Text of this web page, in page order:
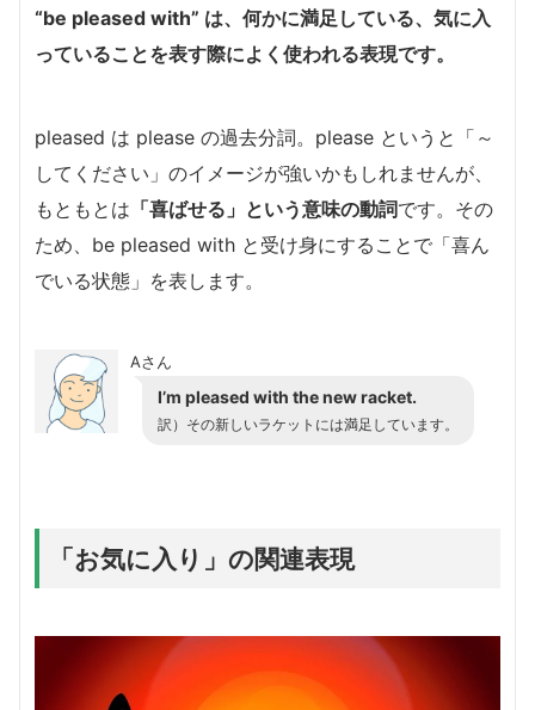
“be pleased with” は、何かに満足している、気に入
っていることを表す際によく使われる表現です。
pleased は please の過去分詞。please というと「～
してください」のイメージが強いかもしれませんが、
もともとは 「喜ばせる」という意味の動詞です。その
ため、be pleased with と受け身にすることで「喜ん
でいる状態」を表します。
Aさん
I’m pleased with the new racket.
訳）その新しいラケットには満足しています。
「お気に入り」の関連表現